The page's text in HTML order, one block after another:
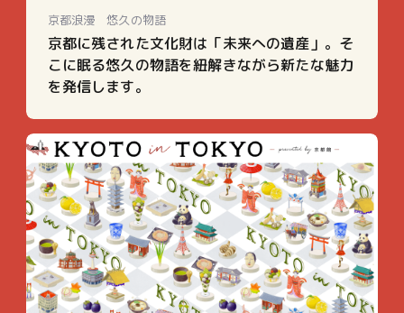
京都浪漫 悠久の物語
京都に残された文化財は「未来への遺産」。そ
こに眠る悠久の物語を紐解きながら新たな魅力
を発信します。